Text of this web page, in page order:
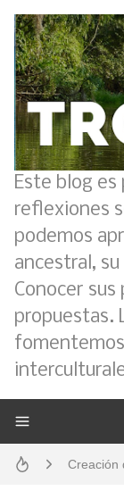
Este blog
reflexiones
podemos
ancestral,
Conocer sus
propuestas.